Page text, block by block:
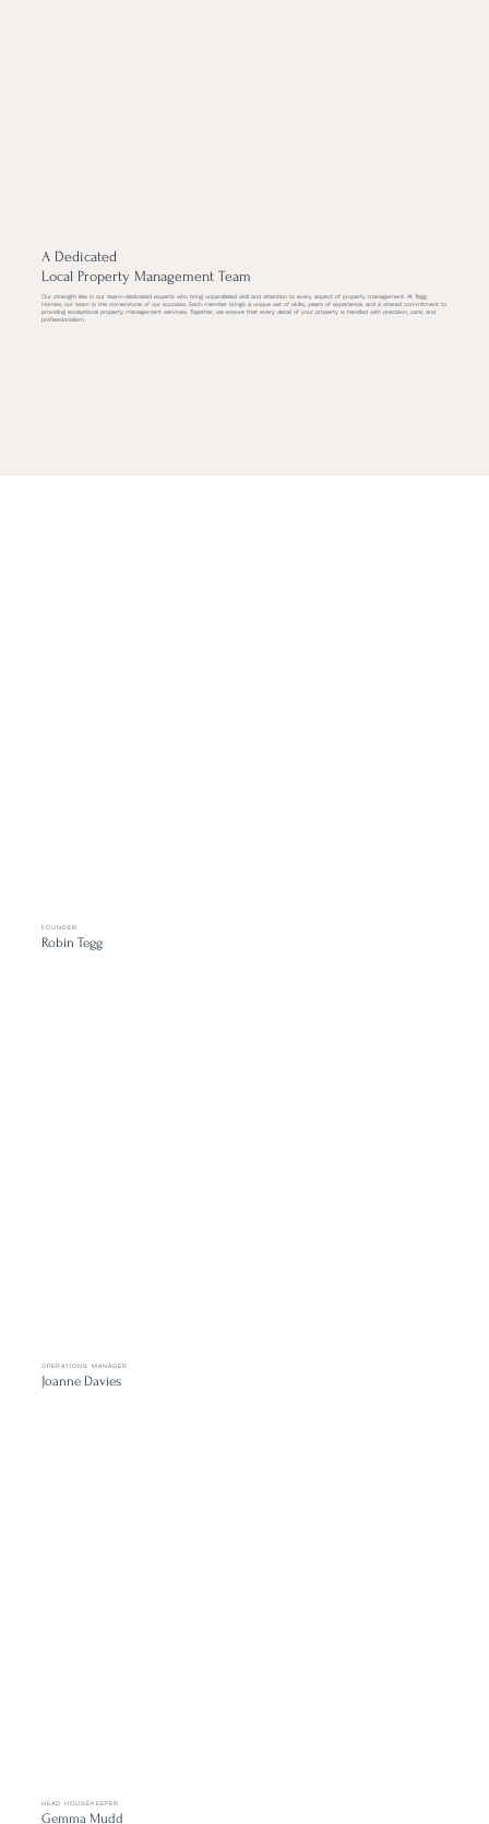
A Dedicated
Local Property Management Team
Our strength lies in our team—dedicated experts who bring unparalleled skill and attention to every aspect of property management. At Tegg
Homes, our team is the cornerstone of our success. Each member brings a unique set of skills, years of experience, and a shared commitment to
providing exceptional property management services. Together, we ensure that every detail of your property is handled with precision, care, and
professionalism.
FOUNDER
Robin Tegg
OPERATIONS MANAGER
Joanne Davies
HEAD HOUSEKEEPER
Gemma Mudd